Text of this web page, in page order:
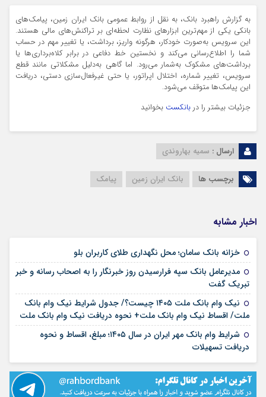
به گزارش راهبرد بانک، به نقل از روابط عمومی بانک ایران زمین، پیامک‌های
بانکی یکی از مهم‌ترین ابزارهای نظارت لحظه‌ای بر تراکنش‌های مالی هستند.
این سرویس به‌صورت خودکار، هرگونه واریز، برداشت، یا تغییر مهم در حساب
شما را اطلاع‌رسانی می‌کند و نخستین خط دفاعی در برابر کلاه‌برداری‌ها یا
برداشت‌های مشکوک به‌شمار می‌رود. اما گاهی به‌دلیل مشکلاتی مانند قطع
سرویس، تغییر شماره، اختلال اپراتور، یا حتی غیرفعال‌سازی دستی، دریافت
این پیامک‌ها متوقف می‌شود.
جزئیات بیشتر را در بانکست بخوانید
ارسال : سمیه بهاروندی
برچسب ها بانک ایران زمین پیامک
اخبار مشابه
خزانه بانک سامان؛ محل نگهداری طلای کاربران بلو
مدیرعامل بانک سپه فرارسیدن روز خبرنگار را به اصحاب رسانه و خبر
تبریک گفت
نیک وام بانک ملت ۱۴۰۵ چیست؟/ جدول شرایط نیک وام بانک
ملت/ اقساط نیک وام بانک ملت+ نحوه دریافت نیک وام بانک ملت
شرایط وام بانک مهر ایران در سال ۱۴۰۵؛ مبلغ، اقساط و نحوه
دریافت تسهیلات